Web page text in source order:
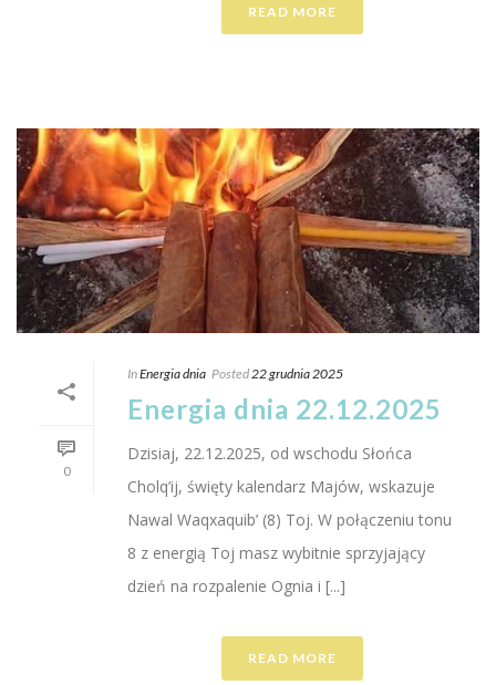
READ MORE
0
InEnergia dnia Posted 22 grudnia 2025
Energia dnia 22.12.2025
Dzisiaj, 22.12.2025, od wschodu Słońca
Cholq’ij, święty kalendarz Majów, wskazuje
Nawal Waqxaquib’ (8) Toj. W połączeniu tonu
8 z energią Toj masz wybitnie sprzyjający
dzień na rozpalenie Ognia i [...]
READ MORE